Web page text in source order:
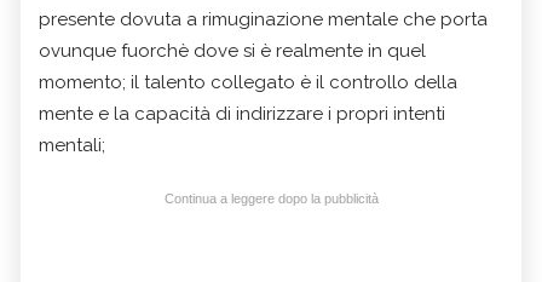
presente dovuta a rimuginazione mentale che porta
ovunque fuorchè dove si è realmente in quel
momento; il talento collegato è il controllo della
mente e la capacità di indirizzare i propri intenti
mentali;
Continua a leggere dopo la pubblicità